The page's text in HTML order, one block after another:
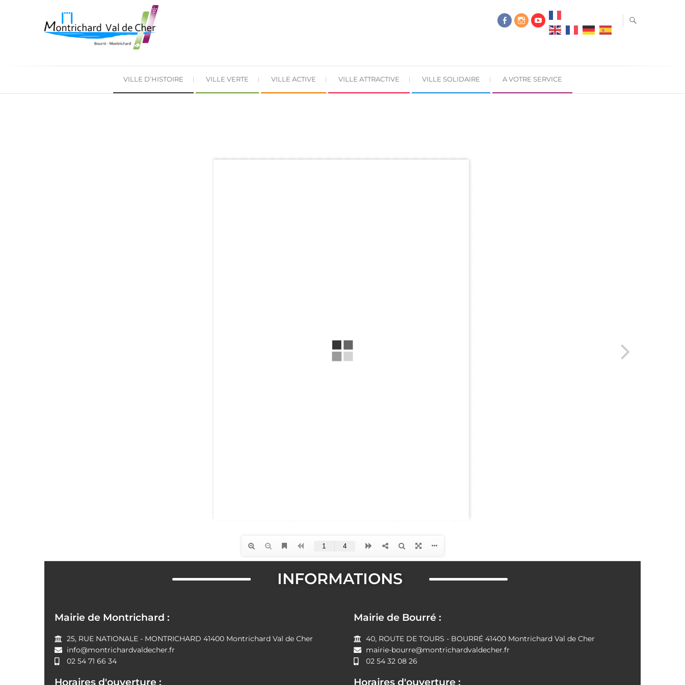
VILLE D’HISTOIRE VILLE VERTE VILLE ACTIVE VILLE ATTRACTIVE VILLE SOLIDAIRE A VOTRE SERVICE
INFORMATIONS
Mairie de Montrichard :
25, RUE NATIONALE - MONTRICHARD 41400 Montrichard Val de Cher
info@montrichardvaldecher.fr
02 54 71 66 34
Horaires d'ouverture :
Mairie de Bourré :
40, ROUTE DE TOURS - BOURRÉ 41400 Montrichard Val de Cher
mairie-bourre@montrichardvaldecher.fr
02 54 32 08 26
Horaires d'ouverture :